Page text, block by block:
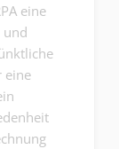
eine
und
eine